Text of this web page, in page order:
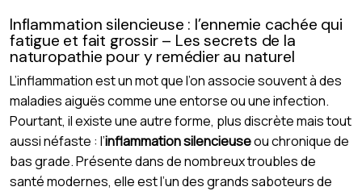
Inflammation silencieuse : l’ennemie cachée qui
fatigue et fait grossir – Les secrets de la
naturopathie pour y remédier au naturel
L’inflammation est un mot que l’on associe souvent à des
maladies aiguës comme une entorse ou une infection.
Pourtant, il existe une autre forme, plus discrète mais tout
aussi néfaste : l’inflammation silencieuseou chronique de
bas grade. Présente dans de nombreux troubles de
santé modernes, elle est l’un des grands saboteurs de